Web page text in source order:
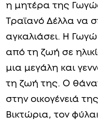
η μητέρα της
Τραϊανό Δέλλα να
αγκαλιάσει. Η
από τη ζωή σε
μια μεγάλη και
τη ζωή της. Ο
στην οικογένειά
Βικτώρια, τον